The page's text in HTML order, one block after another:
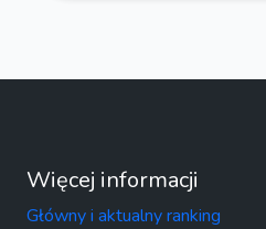
Więcej informacji
Główny i aktualny ranking